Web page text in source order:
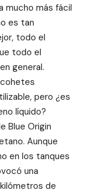
mucho más fácil
es tan
todo el
todo el
general.
pero ¿es
líquido?
Blue Origin
Aunque
en los tanques
una
de